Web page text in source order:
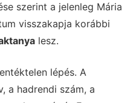
szerint a jelenleg Mária
visszakapja korábbi
lesz.
lépés. A
a hadrendi szám, a